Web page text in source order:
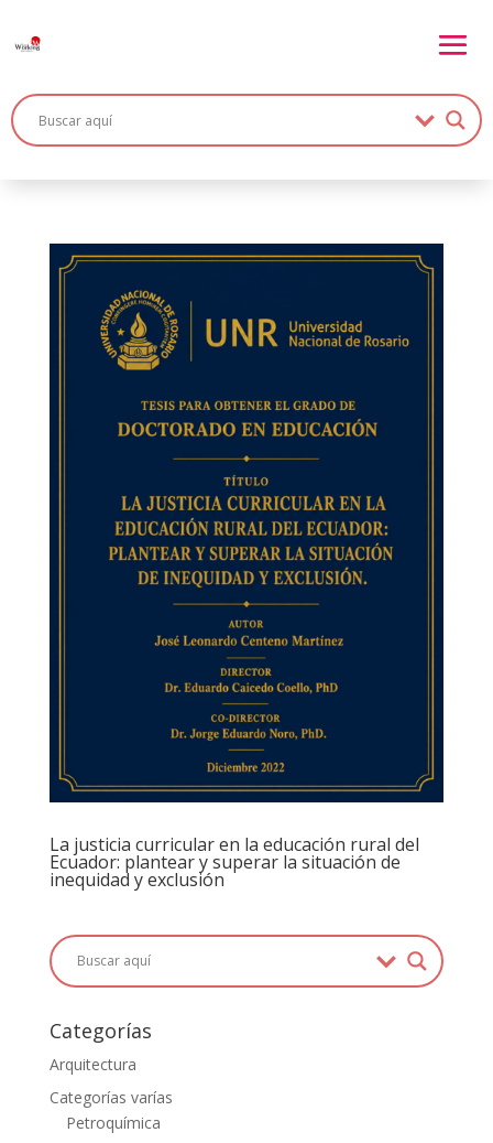
La justicia curricular en la educación rural del
Ecuador: plantear y superar la situación de
inequidad y exclusión
Categorías
Arquitectura
Categorías varías
Petroquímica